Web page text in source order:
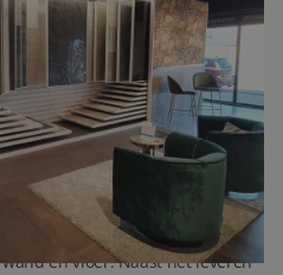
Janine Vermaas
010 202 15 15
(Capelle aan den IJssel)
en vloer. Naast het leveren